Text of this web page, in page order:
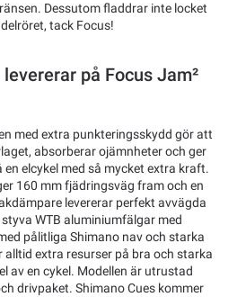
Dessutom fladdrar inte locket
tack Focus!
på Focus Jam²
med extra punkteringsskydd gör att
absorberar ojämnheter och ger
elcykel med så mycket extra kraft.
160 mm fjädringsväg fram och en
levererar perfekt avvägda
WTB aluminiumfälgar med
pålitliga Shimano nav och starka
alltid extra resurser på bra och starka
av en cykel. Modellen är utrustad
drivpaket. Shimano Cues kommer